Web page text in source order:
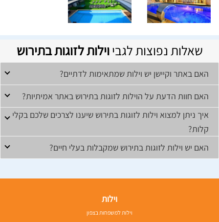
שאלות נפוצות לגביוילות לזוגות בתירוש
האם באתר וקיישן יש וילות שמתאימות לדתיים?
האם חוות הדעת על הוילות לזוגות בתירוש באתר אמיתיות?
איך ניתן למצוא וילות לזוגות בתירוש שיענו לצרכים שלכם בקלי
קלות?
האם יש וילות לזוגות בתירוש שמקבלות בעלי חיים?
וילות
וילות למשפחות בצפון